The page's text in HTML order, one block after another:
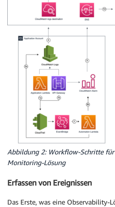
Abbildung 2: Workflow-Schritte
Monitoring-Lösung
Erfassen von Ereignissen
Das Erste, was eine Observability-